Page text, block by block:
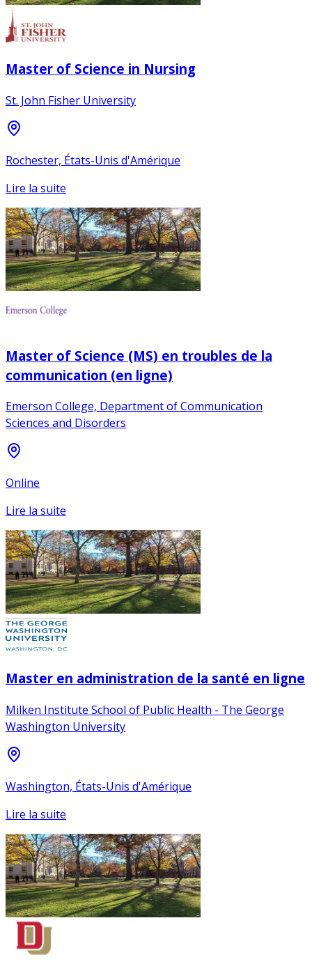
Master of Science in Nursing
St. John Fisher University
Rochester, États-Unis d'Amérique
Lire la suite
Master of Science (MS) en troubles de la
communication (en ligne)
Emerson College, Department of Communication
Sciences and Disorders
Online
Lire la suite
Master en administration de la santé en ligne
Milken Institute School of Public Health - The George
Washington University
Washington, États-Unis d'Amérique
Lire la suite